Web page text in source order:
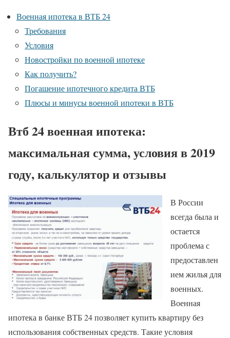
Военная ипотека в ВТБ 24
Требования
Условия
Новостройки по военной ипотеке
Как получить?
Погашение ипотечного кредита ВТБ
Плюсы и минусы военной ипотеки в ВТБ
Втб 24 военная ипотека:
максимальная сумма, условия в 2019
году, калькулятор и отзывы
В России
всегда была и
остается
проблема с
предоставлен
ием жилья для
военных.
Военная
ипотека в банке ВТБ 24 позволяет купить квартиру без
использования собственных средств. Такие условия